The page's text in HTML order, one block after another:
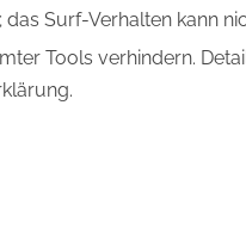
Surf-Verhalten kann
Tools verhindern.